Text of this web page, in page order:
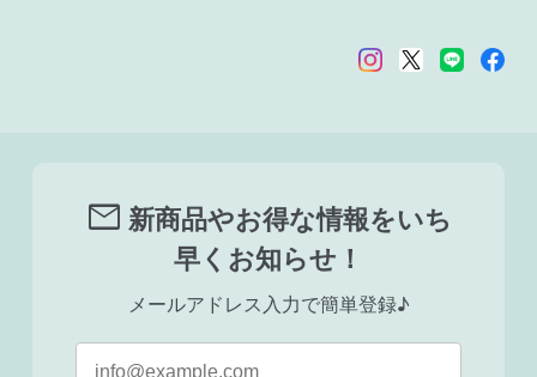
mail 新商品やお得な情報をいち
早くお知らせ！
メールアドレス入力で簡単登録♪